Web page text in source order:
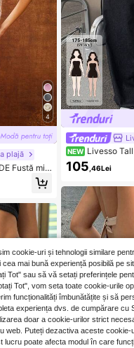
4
plajă
Fustă mini
și 4 buzuna
linie A
NEW Livesso
n cu croială
urban casual,
105 ,46Lei
cookie-uri și tehnologii similare
mai bună experiență posibilă pe
Tot" sau să vă setați preferințele
Tot", vom seta toate cookie-urile
funcționalități îmbunătățite și să
experiența dvs. de cumpărare cu
doar a cookie-urilor strict
web. Puteți dezactiva aceste cookie-
lucru poate afecta modul în care